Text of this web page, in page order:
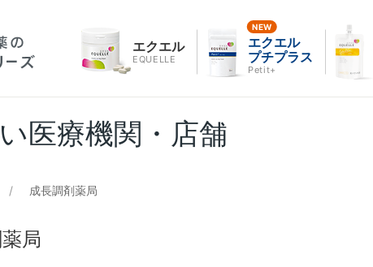
エクエル
EQUELLE
エクエル
プチプラス
Petit+
医療機関・店舗
成長調剤薬局
局